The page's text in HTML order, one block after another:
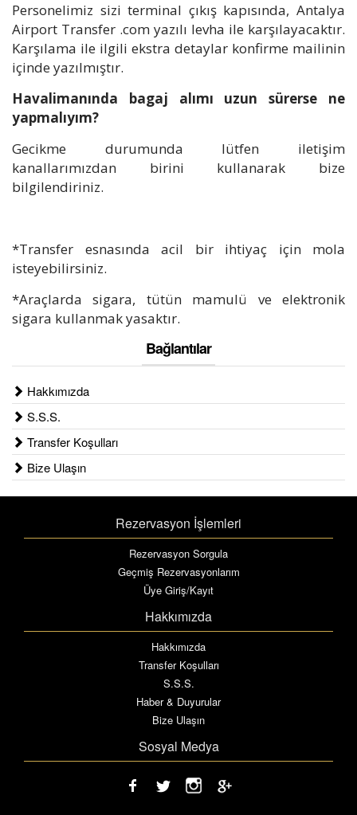
Personelimiz sizi terminal çıkış kapısında, Antalya
Airport Transfer .com yazılı levha ile karşılayacaktır.
Karşılama ile ilgili ekstra detaylar konfirme mailinin
içinde yazılmıştır.
Havalimanında bagaj alımı uzun sürerse ne
yapmalıyım?
Gecikme durumunda lütfen iletişim
kanallarımızdan birini kullanarak bize
bilgilendiriniz.
*Transfer esnasında acil bir ihtiyaç için mola
isteyebilirsiniz.
*Araçlarda sigara, tütün mamulü ve elektronik
sigara kullanmak yasaktır.
Bağlantılar
Hakkımızda
S.S.S.
Transfer Koşulları
Bize Ulaşın
Rezervasyon İşlemleri
Rezervasyon Sorgula
Geçmiş Rezervasyonlarım
Üye Giriş/Kayıt
Hakkımızda
Hakkımızda
Transfer Koşulları
S.S.S.
Haber & Duyurular
Bize Ulaşın
Sosyal Medya